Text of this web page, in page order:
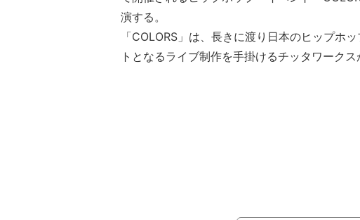
演する。
「COLORS」は、長きに渡り日本のヒップホ
トとなるライブ制作を手掛けるチッタワークス